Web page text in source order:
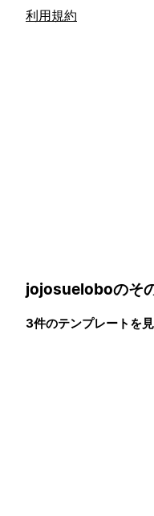
利用規約
jojosueloboのそ
3件のテンプレートを